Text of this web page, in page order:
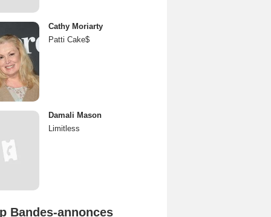
Cathy Moriarty
Patti Cake$
Damali Mason
Limitless
Bandes-annonces